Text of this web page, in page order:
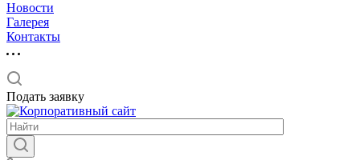
Новости
Галерея
Контакты
Подать заявку